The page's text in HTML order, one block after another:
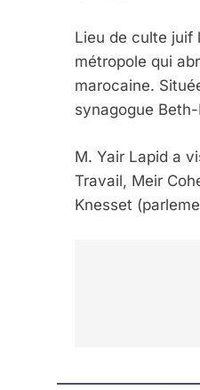
Lieu de culte juif
métropole qui
marocaine.
synagogue
M. Yair Lapid a
Travail, Meir
Knesset